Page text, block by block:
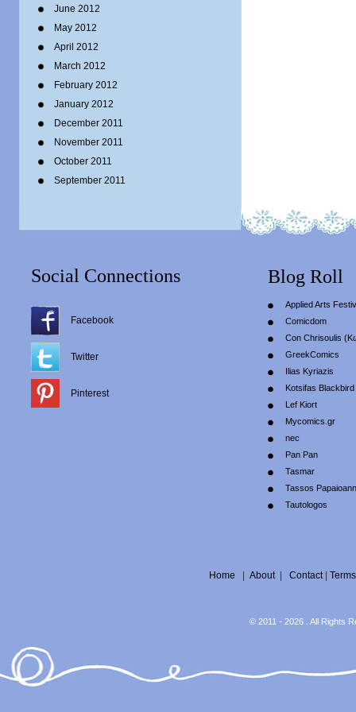
June 2012
May 2012
April 2012
March 2012
February 2012
January 2012
December 2011
November 2011
October 2011
September 2011
Social Connections
Facebook
Twitter
Pinterest
Blog Roll
Applied Arts
Comicdom
Con Chrisoulis
GreekComics
Ilias Kyriazis
Kotsifas Blackbird
Lef Kiort
Mycomics.gr
nec
Pan Pan
Tasmar
Tassos
Tautologos
Home About| Contact| Terms
© 2011 - 2026 . All Rights